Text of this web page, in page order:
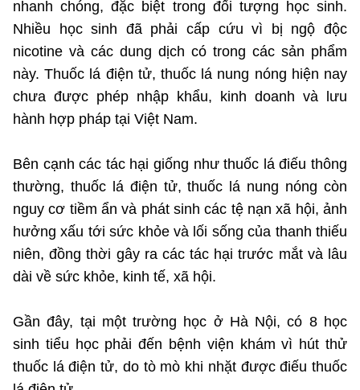
Chọn ngôn ngữ
Vietnamese English
MINISTRY OF SCIENCE AND TECHNOLOGY
Điều khoản sử dụng Theo dõi MST: Góp ý
Cơ quan chủ quản: Bộ Khoa học và Công nghệ (MST)
Chịu trách nhiệm nội dung: Nguyễn Thị Hải Hằng
Giám đốc Trung tâm Truyền thông Khoa học và Công nghệ.
Địa chỉ: Ban Biên tập Cổng TTĐT - 18 Nguyễn Du, TP. Hà Nội
Điện thoại: 024 3936 9506
stc@mst.gov.vn
©2026 Bản quyền thuộc Bộ Khoa Học và Công Nghệ
nhanh chóng, đặc biệt trong đối tượng học sinh.
Nhiều học sinh đã phải cấp cứu vì bị ngộ độc
nicotine và các dung dịch có trong các sản phẩm
này. Thuốc lá điện tử, thuốc lá nung nóng hiện nay
chưa được phép nhập khẩu, kinh doanh và lưu
hành hợp pháp tại Việt Nam.
Bên cạnh các tác hại giống như thuốc lá điếu thông
thường, thuốc lá điện tử, thuốc lá nung nóng còn
nguy cơ tiềm ẩn và phát sinh các tệ nạn xã hội, ảnh
hưởng xấu tới sức khỏe và lối sống của thanh thiếu
niên, đồng thời gây ra các tác hại trước mắt và lâu
dài về sức khỏe, kinh tế, xã hội.
Gần đây, tại một trường học ở Hà Nội, có 8 học
sinh tiểu học phải đến bệnh viện khám vì hút thử
thuốc lá điện tử, do tò mò khi nhặt được điếu thuốc